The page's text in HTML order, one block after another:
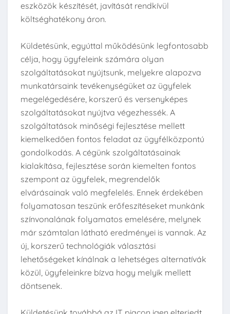
eszközök készítését, javítását rendkívül
költséghatékony áron.
Küldetésünk, egyúttal működésünk legfontosabb
célja, hogy ügyfeleink számára olyan
szolgáltatásokat nyújtsunk, melyekre alapozva
munkatársaink tevékenységüket az ügyfelek
megelégedésére, korszerű és versenyképes
szolgáltatásokat nyújtva végezhessék. A
szolgáltatások minőségi fejlesztése mellett
kiemelkedően fontos feladat az ügyfélközpontú
gondolkodás. A cégünk szolgáltatásainak
kialakítása, fejlesztése során kiemelten fontos
szempont az ügyfelek, megrendelők
elvárásainak való megfelelés. Ennek érdekében
folyamatosan teszünk erőfeszítéseket munkánk
színvonalának folyamatos emelésére, melynek
már számtalan látható eredményei is vannak. Az
új, korszerű technológiák választási
lehetőségeket kínálnak a lehetséges alternatívák
közül, ügyfeleinkre bízva hogy melyik mellett
döntsenek.